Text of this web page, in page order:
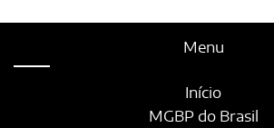
Menu
Início
MGBP do Brasil